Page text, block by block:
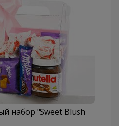
набор "Sweet Blush